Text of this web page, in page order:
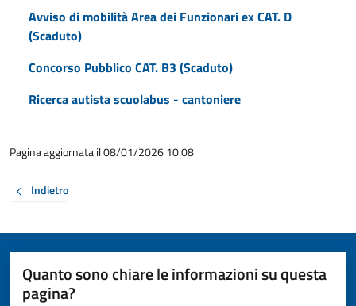
Avviso di mobilità Area dei Funzionari ex CAT. D
(Scaduto)
Concorso Pubblico CAT. B3 (Scaduto)
Ricerca autista scuolabus - cantoniere
Pagina aggiornata il 08/01/2026 10:08
Indietro
Quanto sono chiare le informazioni su questa
pagina?